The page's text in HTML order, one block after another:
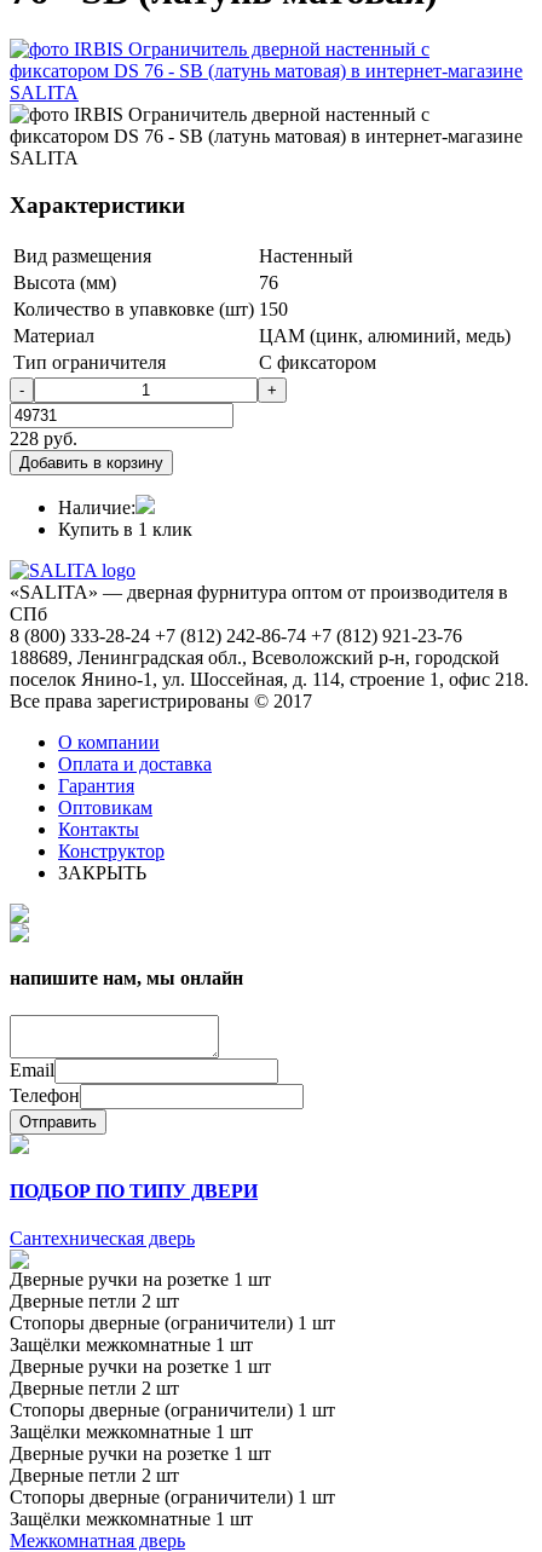
Характеристики
Вид размещения
Настенный
Высота (мм)
76
Количество в упавковке (шт) 150
Материал
ЦАМ (цинк, алюминий, медь)
Тип ограничителя
С фиксатором
- +
228 руб.
Добавить в корзину
Наличие:
Купить в 1 клик
«SALITA» — дверная фурнитура оптом от производителя в
СПб
8 (800) 333-28-24 +7 (812) 242-86-74 +7 (812) 921-23-76
188689, Ленинградская обл., Всеволожский р-н, городской
поселок Янино-1, ул. Шоссейная, д. 114, строение 1, офис 218.
Все права зарегистрированы © 2017
О компании
Оплата и доставка
Гарантия
Оптовикам
Контакты
Конструктор
ЗАКРЫТЬ
напишите нам, мы онлайн
Email
Телефон
Отправить
ПОДБОР ПО ТИПУ ДВЕРИ
Сантехническая дверь
Дверные ручки на розетке 1 шт
Дверные петли 2 шт
Стопоры дверные (ограничители) 1 шт
Защёлки межкомнатные 1 шт
Дверные ручки на розетке 1 шт
Дверные петли 2 шт
Стопоры дверные (ограничители) 1 шт
Защёлки межкомнатные 1 шт
Дверные ручки на розетке 1 шт
Дверные петли 2 шт
Стопоры дверные (ограничители) 1 шт
Защёлки межкомнатные 1 шт
Межкомнатная дверь